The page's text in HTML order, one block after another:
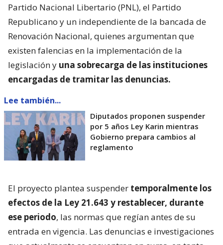
Partido Nacional Libertario (PNL), el Partido
Republicano y un independiente de la bancada de
Renovación Nacional, quienes argumentan que
existen falencias en la implementación de la
legislación y una sobrecarga de las instituciones
encargadas de tramitar las denuncias.
Lee también...
Diputados proponen suspender
por 5 años Ley Karin mientras
Gobierno prepara cambios al
reglamento
El proyecto plantea suspender temporalmente los
efectos de la Ley 21.643 y restablecer, durante
ese periodo, las normas que regían antes de su
entrada en vigencia. Las denuncias e investigaciones